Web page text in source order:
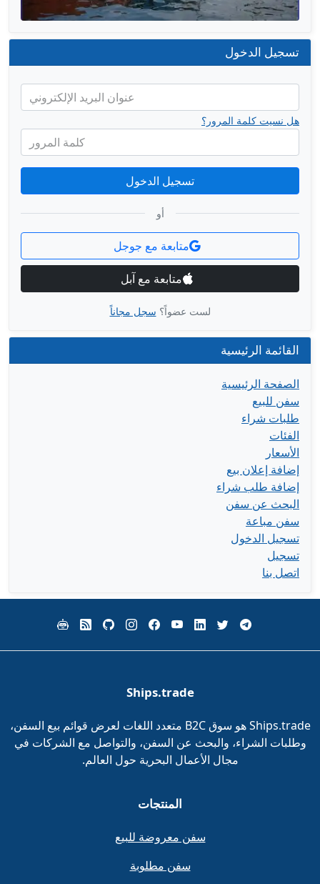
تسجيل الدخول
عنوان البريد الإلكتروني
كلمة المرور
هل نسيت كلمة المرور؟
تسجيل الدخول
أو
متابعة مع جوجل
متابعة مع آبل
لست عضواً؟سجل مجاناً
القائمة الرئيسية
الصفحة الرئيسية
سفن للبيع
طلبات شراء
الفئات
الأسعار
إضافة إعلان بيع
إضافة طلب شراء
البحث عن سفن
سفن مباعة
تسجيل الدخول
تسجيل
اتصل بنا
Ships.trade
Ships.trade هو سوق B2C متعدد اللغات لعرض قوائم بيع السفن،
وطلبات الشراء، والبحث عن السفن، والتواصل مع الشركات في
مجال الأعمال البحرية حول العالم.
المنتجات
سفن معروضة للبيع
سفن مطلوبة